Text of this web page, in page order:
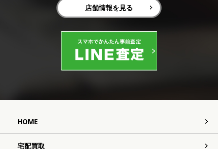
店舗情報を見る
HOME
宅配買取